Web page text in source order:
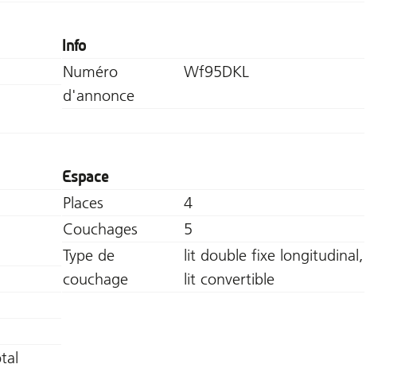
Info
Numéro
d'annonce
Wf95DKL
Espace
Places
4
Couchages
5
Type de
couchage
lit double fixe longitudinal,
lit convertible